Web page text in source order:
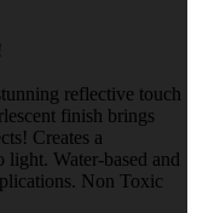
reflective touch
finish brings
Creates a
Water-based and
Non Toxic